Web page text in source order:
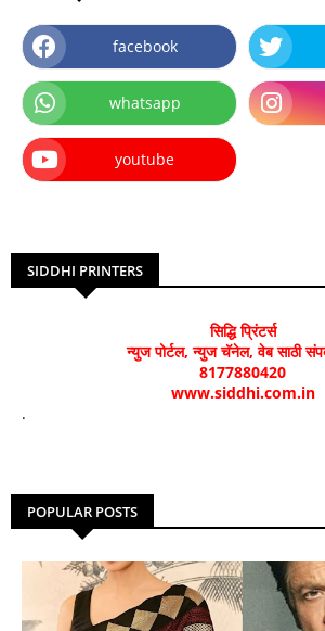
facebook
whatsapp
youtube
SIDDHI PRINTERS
सिद्धि प्रिंटर्स
न्युज पोर्टल, न्युज चॅनेल, वेब साठी
8177880420
www.siddhi.com.in
.
POPULAR POSTS